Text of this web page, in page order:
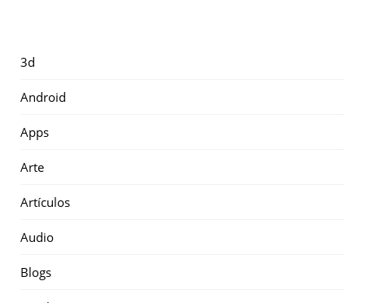
3d
Android
Apps
Arte
Artículos
Audio
Blogs